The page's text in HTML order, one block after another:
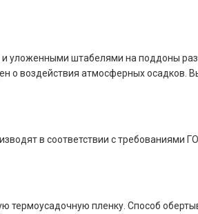
уложенными штабелями на поддоны
о воздействия атмосферных осадков.
в соответствии с требованиями
термоусадочную пленку. Способ